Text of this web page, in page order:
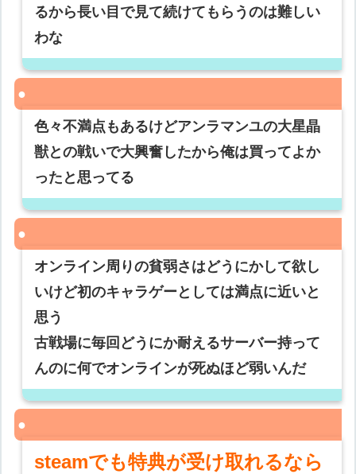
るから長い目で見て続けてもらうのは難しい
わな
色々不満点もあるけどアンラマンユの大星晶
獣との戦いで大興奮したから俺は買ってよか
ったと思ってる
オンライン周りの貧弱さはどうにかして欲し
いけど初のキャラゲーとしては満点に近いと
思う
古戦場に毎回どうにか耐えるサーバー持って
んのに何でオンラインが死ぬほど弱いんだ
steamでも特典が受け取れるなら